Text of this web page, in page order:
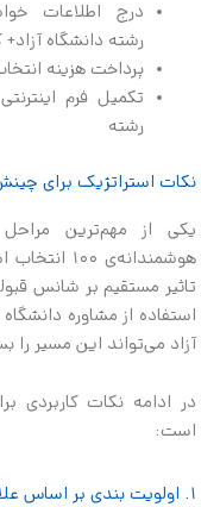
درج اطلاعات
رشته دانشگاه
پرداخت هزینه انتخاب
تکمیل فرم
رشته
نکات استراتژیک برای چینش ۱۰۰ انتخاب در دانشگاه
یکی از مهم‌ترین
تاثیر مستقیم بر شانس
استفاده از مشاوره
آزاد می‌تواند این مسیر را
در ادامه نکات کاربردی
است:
۱. اولویت بندی بر اساس علاقه و استعداد